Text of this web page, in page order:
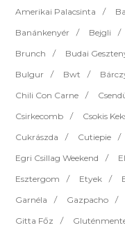
Amerikai Palacsinta
Banánkenyér
Bejgli
Brunch
Budai
Bulgur
Bwt
Chili Con Carne
Csirkecomb
Csokis
Cukrászda
Cutiepie
Egri Csillag Weekend
Esztergom
Etyek
Garnéla
Gazpacho
Gitta Főz